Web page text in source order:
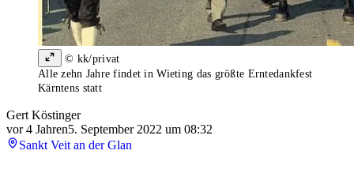
© kk/privat
Alle zehn Jahre findet in Wieting das größte Erntedankfest
Kärntens statt
Gert Köstinger
vor 4 Jahren5. September 2022 um 08:32
Sankt Veit an der Glan